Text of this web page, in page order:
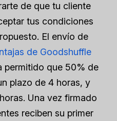
de que tu cliente
tus condiciones
El envío de
de Goodshuffle
permitido que 50% de
plazo de 4 horas, y
Una vez firmado
reciben su primer